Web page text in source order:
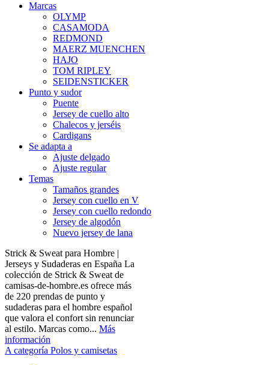
Marcas
OLYMP
CASAMODA
REDMOND
MAERZ MUENCHEN
HAJO
TOM RIPLEY
SEIDENSTICKER
Punto y sudor
Puente
Jersey de cuello alto
Chalecos y jerséis
Cardigans
Se adapta a
Ajuste delgado
Ajuste regular
Temas
Tamaños grandes
Jersey con cuello en V
Jersey con cuello redondo
Jersey de algodón
Nuevo jersey de lana
Strick & Sweat para Hombre |
Jerseys y Sudaderas en España La
colección de Strick & Sweat de
camisas-de-hombre.es ofrece más
de 220 prendas de punto y
sudaderas para el hombre español
que valora el confort sin renunciar
al estilo. Marcas como... Más
información
A categoría Polos y camisetas